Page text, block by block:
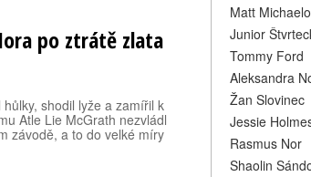
po ztrátě zlata
shodil lyže a zamířil k
Atle Lie McGrath nezvládl
závodě, a to do velké míry
Matt Michaelo
Junior
Tommy Ford
Aleksandra
Žan Slovinec
Jessie
Rasmus Nor
Shaolin